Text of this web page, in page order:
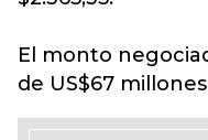
El monto
de US$67